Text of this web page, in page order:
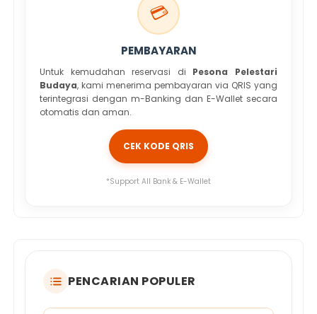
💳
PEMBAYARAN
Untuk kemudahan reservasi di Pesona Pelestari
Budaya, kami menerima pembayaran via QRIS yang
terintegrasi dengan m-Banking dan E-Wallet secara
otomatis dan aman.
CEK KODE QRIS
*Support All Bank & E-Wallet
PENCARIAN POPULER